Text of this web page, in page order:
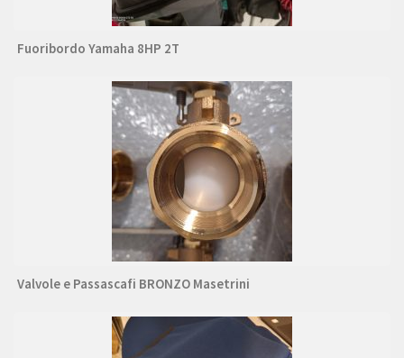
Fuoribordo Yamaha 8HP 2T
Valvole e Passascafi BRONZO Masetrini